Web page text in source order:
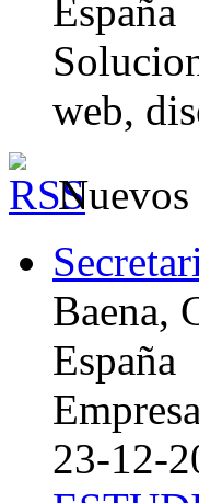
España
web,
Baena,
España
23-12-